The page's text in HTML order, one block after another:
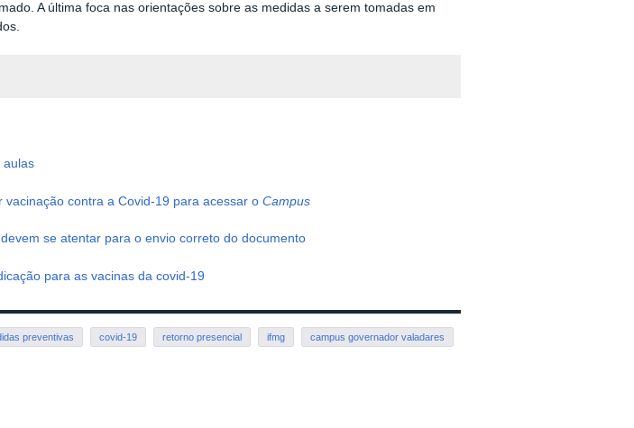
A última foca nas orientações sobre as medidas a serem tomadas em
aulas
vacinação contra a Covid-19 para acessar oCampus
se atentar para o envio correto do documento
para as vacinas da covid-19
preventivas covid-19 retorno presencial ifmg campus governador valadares